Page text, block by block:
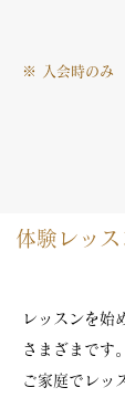
※ 入会時のみ
体験レッ
レッスンを始
さまざまです。
ご家庭でレッ